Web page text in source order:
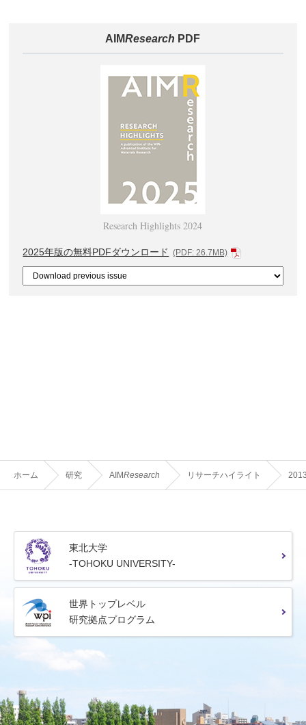
AIMResearch PDF
Research Highlights 2024
2025年版の無料PDFダウンロード (PDF: 26.7MB)
ホーム 研究 AIMResearch リサーチハイライト
東北大学
-TOHOKU UNIVERSITY-
世界トップレベル
研究拠点プログラム